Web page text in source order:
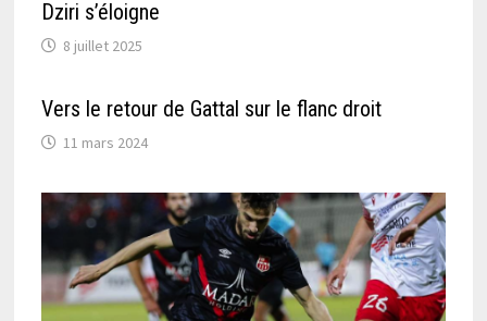
Dziri s’éloigne
8 juillet 2025
Vers le retour de Gattal sur le flanc droit
11 mars 2024